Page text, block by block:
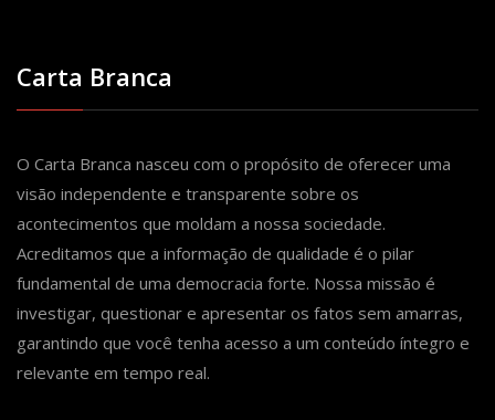
Carta Branca
O Carta Branca nasceu com o propósito de oferecer uma
visão independente e transparente sobre os
acontecimentos que moldam a nossa sociedade.
Acreditamos que a informação de qualidade é o pilar
fundamental de uma democracia forte. Nossa missão é
investigar, questionar e apresentar os fatos sem amarras,
garantindo que você tenha acesso a um conteúdo íntegro e
relevante em tempo real.